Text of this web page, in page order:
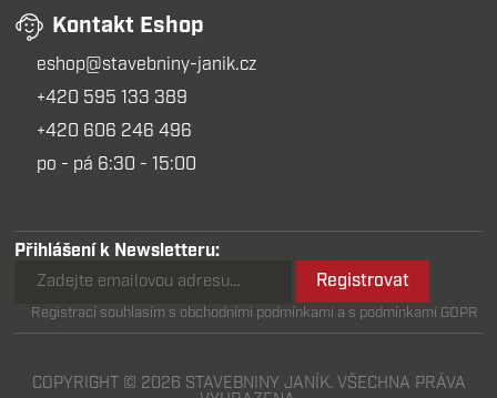
Kontakt Eshop
eshop@stavebniny-janik.cz
+420 595 133 389
+420 606 246 496
po - pá 6:30 - 15:00
Přihlášení k Newsletteru:
Registrovat
Registrací souhlasím s obchodními podmínkami a s podmínkami GDPR
COPYRIGHT © 2026 STAVEBNINY JANÍK. VŠECHNA PRÁVA